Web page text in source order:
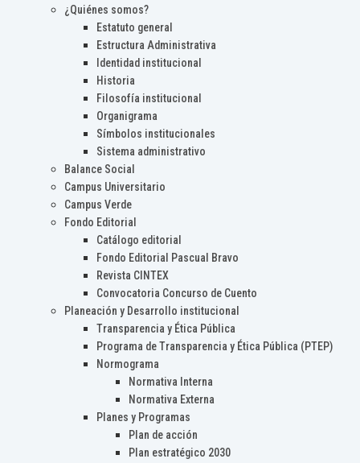
¿Quiénes somos?
Estatuto general
Estructura Administrativa
Identidad institucional
Historia
Filosofía institucional
Organigrama
Símbolos institucionales
Sistema administrativo
Balance Social
Campus Universitario
Campus Verde
Fondo Editorial
Catálogo editorial
Fondo Editorial Pascual Bravo
Revista CINTEX
Convocatoria Concurso de Cuento
Planeación y Desarrollo institucional
Transparencia y Ética Pública
Programa de Transparencia y Ética Pública (PTEP)
Normograma
Normativa Interna
Normativa Externa
Planes y Programas
Plan de acción
Plan estratégico 2030